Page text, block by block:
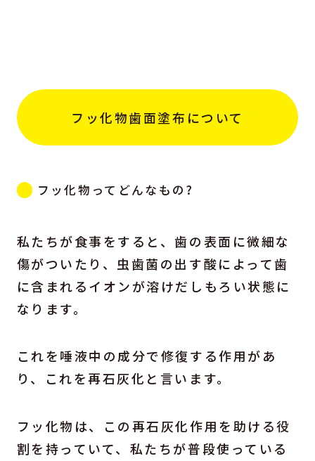
フッ化物歯面塗布について
フッ化物ってどんなもの?
私たちが食事をすると、歯の表面に微細な
傷がついたり、虫歯菌の出す酸によって歯
に含まれるイオンが溶けだしもろい状態に
なります。
これを唾液中の成分で修復する作用があ
り、これを再石灰化と言います。
フッ化物は、この再石灰化作用を助ける役
割を持っていて、私たちが普段使っている